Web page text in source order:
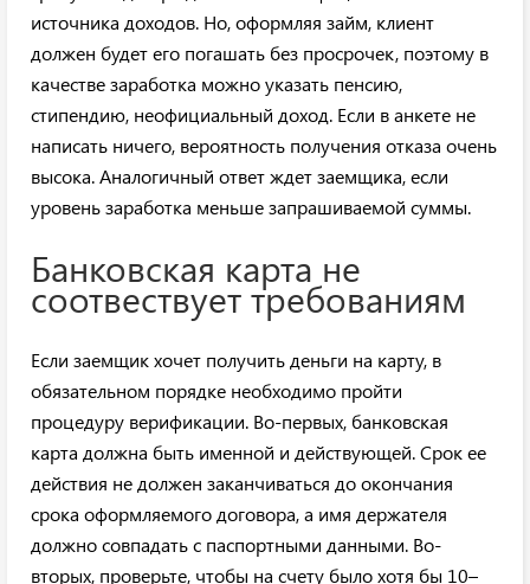
источника доходов. Но, оформляя займ, клиент
должен будет его погашать без просрочек, поэтому в
качестве заработка можно указать пенсию,
стипендию, неофициальный доход. Если в анкете не
написать ничего, вероятность получения отказа очень
высока. Аналогичный ответ ждет заемщика, если
уровень заработка меньше запрашиваемой суммы.
Банковская карта не
соотвествует требованиям
Если заемщик хочет получить деньги на карту, в
обязательном порядке необходимо пройти
процедуру верификации. Во-первых, банковская
карта должна быть именной и действующей. Срок ее
действия не должен заканчиваться до окончания
срока оформляемого договора, а имя держателя
должно совпадать с паспортными данными. Во-
вторых, проверьте, чтобы на счету было хотя бы 10–